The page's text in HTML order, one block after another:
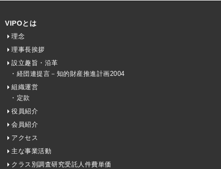
VIPOとは
理念
理事長挨拶
設立趣旨・沿革
・経団連提言－知的財産推進計画2004
組織運営
・定款
役員紹介
会員紹介
アクセス
主な事業活動
クラス別調査研究受託人件費単価